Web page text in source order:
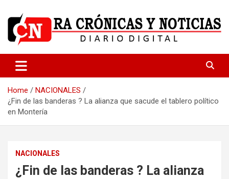
content
R.A Crónicas y Noticias
Home
NACIONALES
¿Fin de las banderas ? La alianza que sacude el tablero político
en Montería
NACIONALES
¿Fin de las banderas ? La alianza